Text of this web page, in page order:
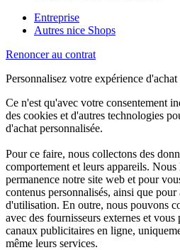
Entreprise
Autres nice Shops
Renoncer au contrat
Personnalisez votre expérience d'achat
Ce n'est qu'avec votre consentement
des cookies et d'autres technologies
d'achat personnalisée.
Pour ce faire, nous collectons des
comportement et leurs appareils.
permanence notre site web et pour
contenus personnalisés, ainsi que pour
d'utilisation. En outre, nous pouvons
avec des fournisseurs externes et
canaux publicitaires en ligne,
même leurs services.